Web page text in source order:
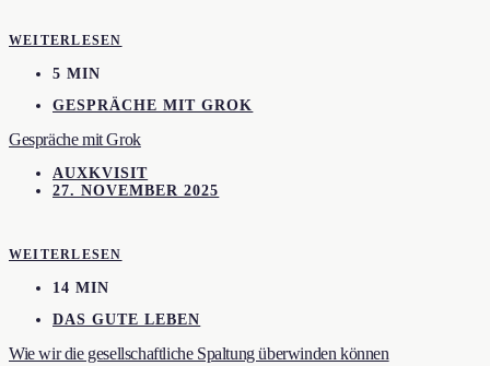
WEITERLESEN
5 MIN
GESPRÄCHE MIT GROK
Gespräche mit Grok
AUXKVISIT
27. NOVEMBER 2025
WEITERLESEN
14 MIN
DAS GUTE LEBEN
Wie wir die gesellschaftliche Spaltung überwinden können